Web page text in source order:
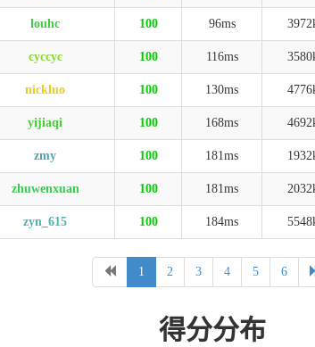
louhc 100 96ms
cyccyc 100 116ms
nickluo 100 130ms
yijiaqi 100 168ms
zmy 100 181ms
zhuwenxuan 100 181ms
zyn_615 100 184ms
1 2 3 4 5 6
得分分布